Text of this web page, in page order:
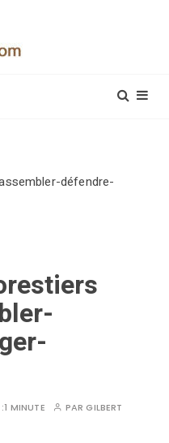
défendre-
:1 MINUTE PARGILBERT